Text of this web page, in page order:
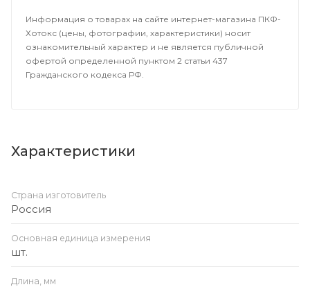
Информация о товарах на сайте интернет-магазина ПКФ-
Хотокс (цены, фотографии, характеристики) носит
ознакомительный характер и не является публичной
офертой определенной пунктом 2 статьи 437
Гражданского кодекса РФ.
Характеристики
Страна изготовитель
Россия
Основная единица измерения
шт.
Длина, мм